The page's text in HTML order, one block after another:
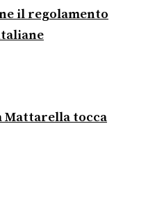
il regolamento
Mattarella tocca